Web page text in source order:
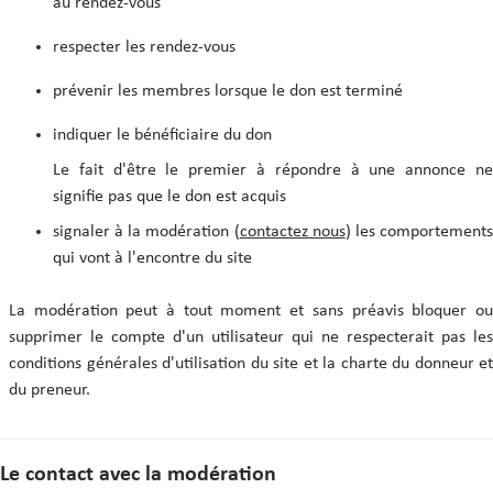
respecter les rendez-vous
prévenir les membres lorsque le don est terminé
indiquer le bénéficiaire du don
Le fait d'être le premier à répondre à une annonce ne
signifie pas que le don est acquis
signaler à la modération (contactez nous) les comportements
qui vont à l'encontre du site
La modération peut à tout moment et sans préavis bloquer ou
supprimer le compte d'un utilisateur qui ne respecterait pas les
conditions générales d'utilisation du site et la charte du donneur et
du preneur.
Le contact avec la modération